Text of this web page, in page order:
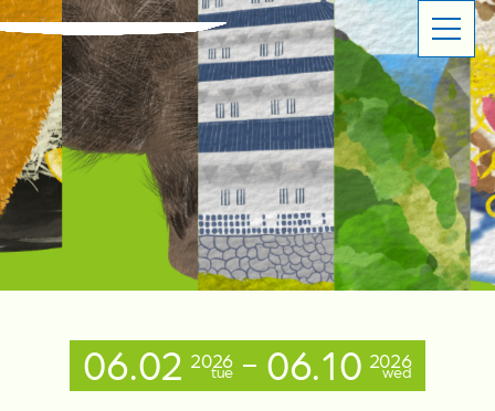
ABOUT
日本橋長崎館とは
SHOP OVERVIEW
ショップ概要
LATEST NEWS
お知らせ
LATEST EVENTS
イベント情報
PRODUCT INFORMATION CONTACT
お問い合わせ
イベントスペースのご利用について
06.02 2026
tue 06.10 2026
wed